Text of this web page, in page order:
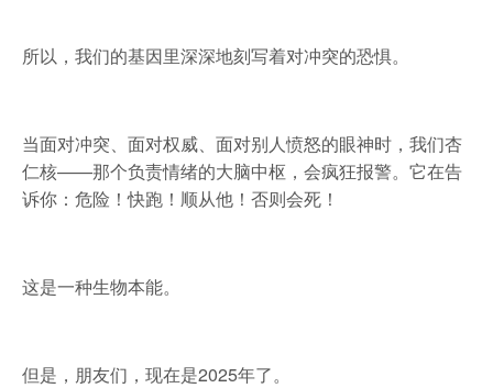
所以，我们的基因里深深地刻写着对冲突的恐惧。
当面对冲突、面对权威、面对别人愤怒的眼神时，我们杏
仁核——那个负责情绪的大脑中枢，会疯狂报警。它在告
诉你：危险！快跑！顺从他！否则会死！
这是一种生物本能。
但是，朋友们，现在是2025年了。